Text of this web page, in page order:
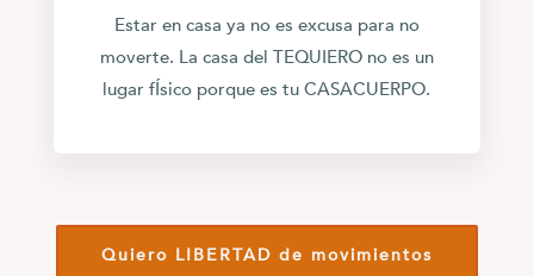
Estar en casa ya no es excusa para no
moverte. La casa del TEQUIERO no es un
lugar fÍsico porque es tu CASACUERPO.
Quiero LIBERTAD de movimientos